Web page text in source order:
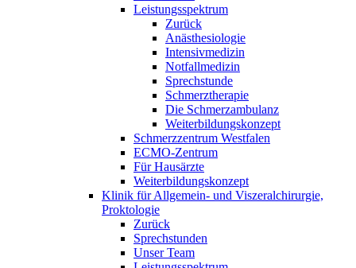
Leistungsspektrum
Zurück
Anästhesiologie
Intensivmedizin
Notfallmedizin
Sprechstunde
Schmerztherapie
Die Schmerzambulanz
Weiterbildungskonzept
Schmerzzentrum Westfalen
ECMO-Zentrum
Für Hausärzte
Weiterbildungskonzept
Klinik für Allgemein- und Viszeralchirurgie,
Proktologie
Zurück
Sprechstunden
Unser Team